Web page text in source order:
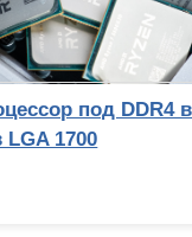
под DDR4 в
LGA 1700